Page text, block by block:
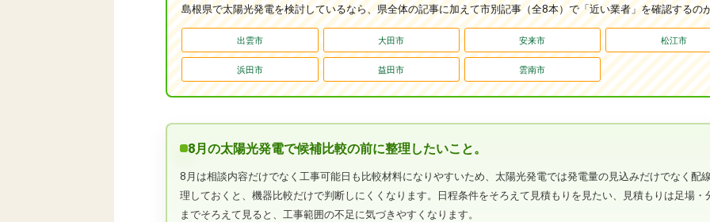
島根県で太陽光発電を検討しているなら、県全体の記事に加えて市別記事（全8本）で「近い業者」を確認するの
出雲市 大田市 安来市 松江市
浜田市 益田市 雲南市
8月の太陽光発電で候補比較の前に整理したいこと。
8月は相談内容だけでなく工事可能日も比較材料になりやすいため、太陽光発電では発電量の見込みだけでなく配
理しておくと、機器比較だけで判断しにくくなります。日程条件をそろえて見積もりを見たい、見積もりは足場
までそろえて見ると、工事範囲の不足に気づきやすくなります。